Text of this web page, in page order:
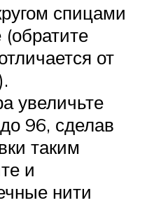
спицами
от
увеличьте
96, сделав
таким
и
нити